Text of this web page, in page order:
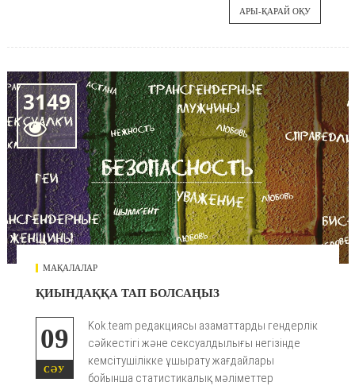
АРЫ-ҚАРАЙ ОҚУ
3149

МАҚАЛАЛАР
ҚИЫНДАҚҚА ТАП БОЛСАҢЫЗ
09
СӘУ
Kok.team редакциясы азаматтарды гендерлік
сәйкестігі және сексуалдылығы негізінде
кемсітушілікке ұшырату жағдайлары
бойынша статистикалық мәліметтер